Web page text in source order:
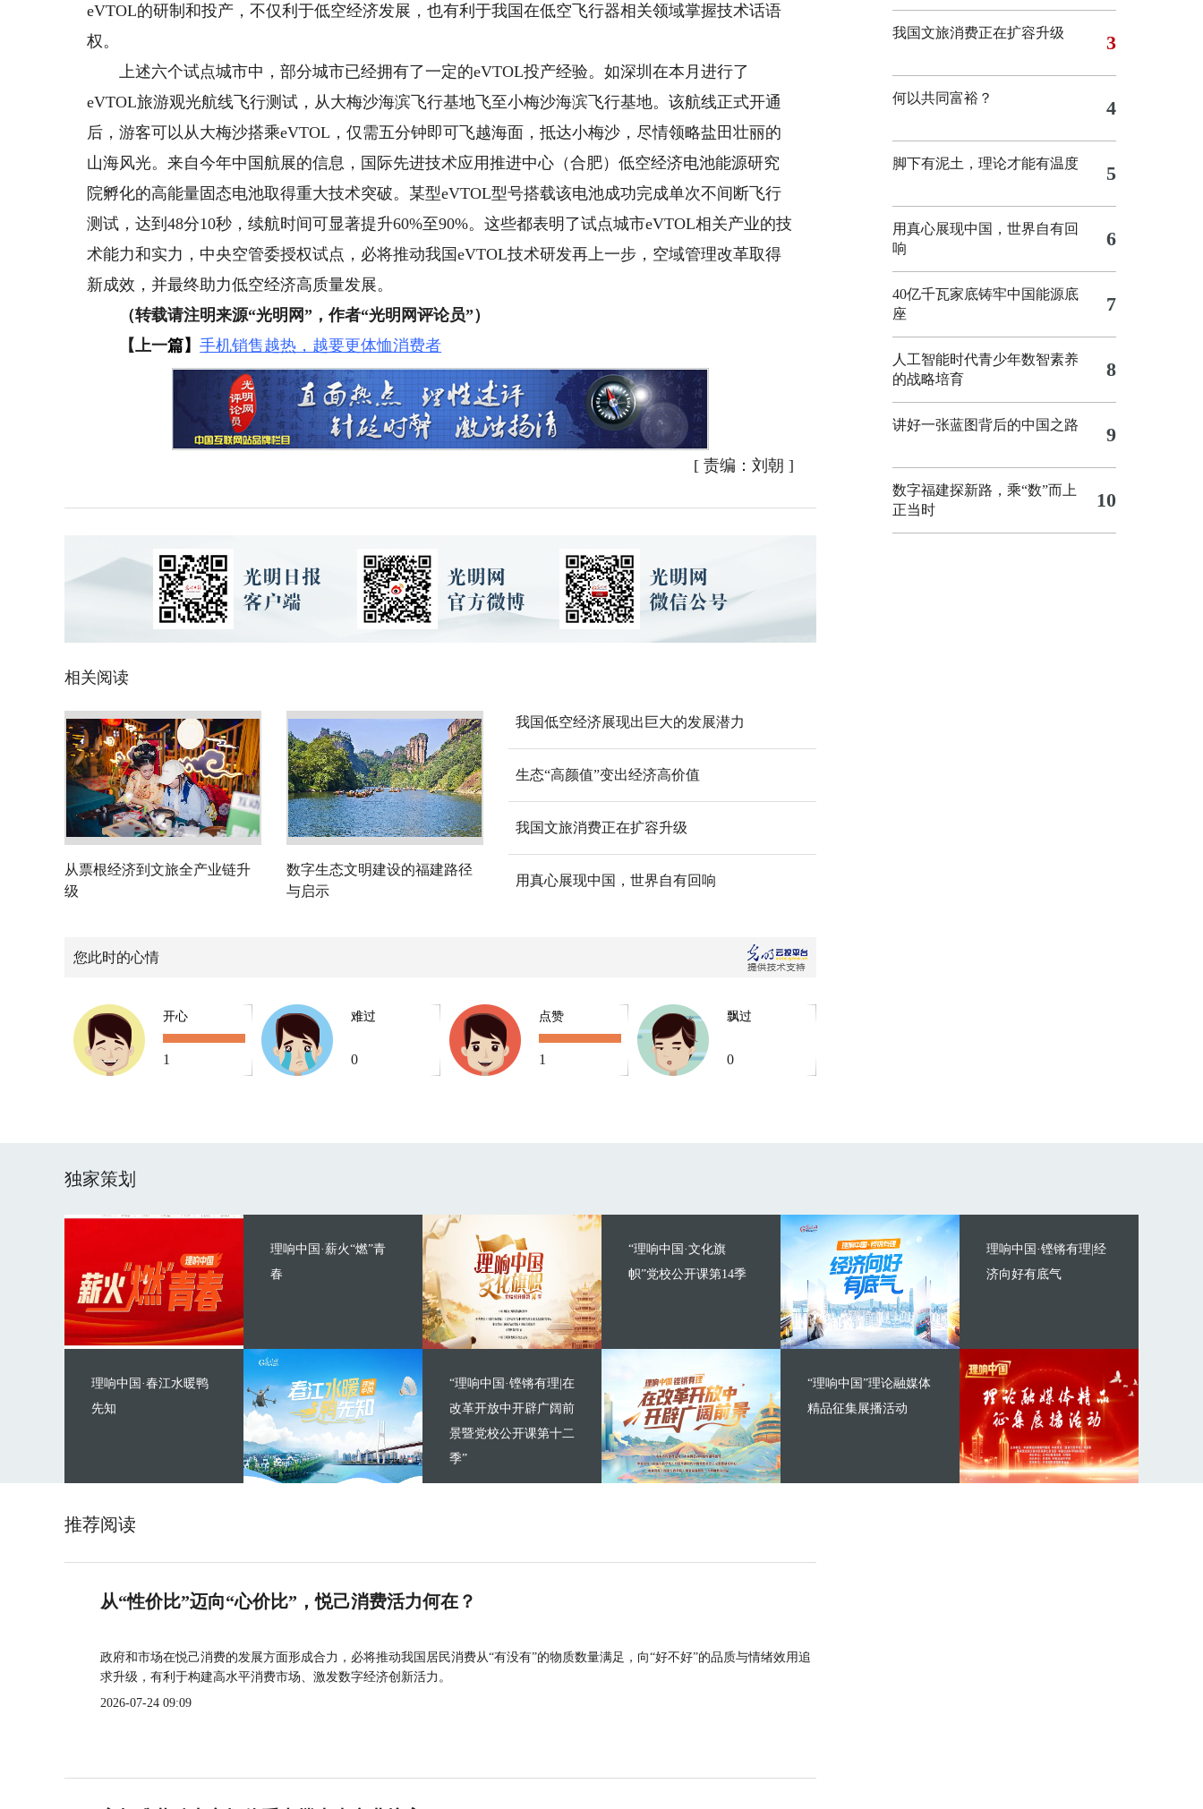
eVTOL的研制和投产，不仅利于低空经济发展，也有利于我国在低空飞行器相关领域掌握技术话语
权。
上述六个试点城市中，部分城市已经拥有了一定的eVTOL投产经验。如深圳在本月进行了
eVTOL旅游观光航线飞行测试，从大梅沙海滨飞行基地飞至小梅沙海滨飞行基地。该航线正式开通
后，游客可以从大梅沙搭乘eVTOL，仅需五分钟即可飞越海面，抵达小梅沙，尽情领略盐田壮丽的
山海风光。来自今年中国航展的信息，国际先进技术应用推进中心（合肥）低空经济电池能源研究
院孵化的高能量固态电池取得重大技术突破。某型eVTOL型号搭载该电池成功完成单次不间断飞行
测试，达到48分10秒，续航时间可显著提升60%至90%。这些都表明了试点城市eVTOL相关产业的技
术能力和实力，中央空管委授权试点，必将推动我国eVTOL技术研发再上一步，空域管理改革取得
新成效，并最终助力低空经济高质量发展。
（转载请注明来源“光明网”，作者“光明网评论员”）
【上一篇】手机销售越热，越要更体恤消费者
[ 责编：刘朝 ]
相关阅读
从票根经济到文旅全产业链升
级
数字生态文明建设的福建路径
与启示
我国低空经济展现出巨大的发展潜力
生态“高颜值”变出经济高价值
我国文旅消费正在扩容升级
用真心展现中国，世界自有回响
您此时的心情
开心
1
难过
0
点赞
1
飘过
0
我国文旅消费正在扩容升级 3
何以共同富裕？ 4
脚下有泥土，理论才能有温度 5
用真心展现中国，世界自有回
响
6
40亿千瓦家底铸牢中国能源底
座
7
人工智能时代青少年数智素养
的战略培育
8
讲好一张蓝图背后的中国之路 9
数字福建探新路，乘“数”而上
正当时
10
独家策划
理响中国·薪火“燃”青
春
理响中国·春江水暖鸭
先知
“理响中国·文化旗
帜”党校公开课第14季
“理响中国·铿锵有理|在
改革开放中开辟广阔前
景暨党校公开课第十二
季”
理响中国·铿锵有理|经
济向好有底气
“理响中国”理论融媒体
精品征集展播活动
推荐阅读
从“性价比”迈向“心价比”，悦己消费活力何在？
政府和市场在悦己消费的发展方面形成合力，必将推动我国居民消费从“有没有”的物质数量满足，向“好不好”的品质与情绪效用追
求升级，有利于构建高水平消费市场、激发数字经济创新活力。
2026-07-24 09:09